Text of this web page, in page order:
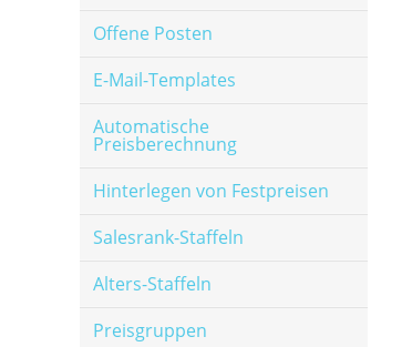
Offene Posten
E-Mail-Templates
Automatische
Preisberechnung
Hinterlegen von Festpreisen
Salesrank-Staffeln
Alters-Staffeln
Preisgruppen